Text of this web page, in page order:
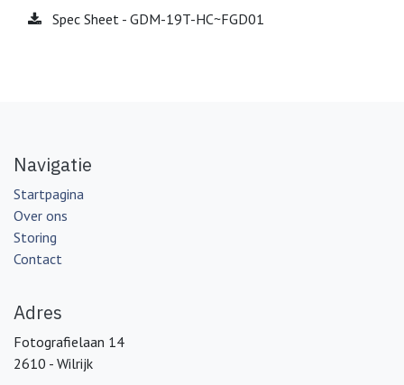
Spec Sheet - GDM-19T-HC~FGD01
Navigatie
Startpagina
Over ons
Storing
Contact
Adres
Fotografielaan 14
2610 - Wilrijk